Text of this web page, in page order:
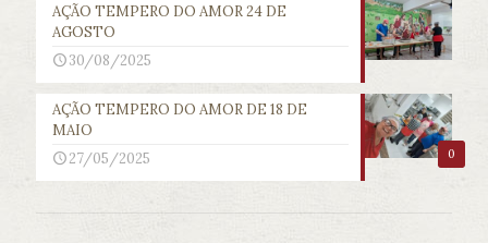
AÇÃO TEMPERO DO AMOR 24 DE
AGOSTO
30/08/2025
0
AÇÃO TEMPERO DO AMOR DE 18 DE
MAIO
27/05/2025